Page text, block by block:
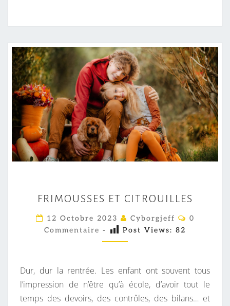
R
I
M
O
S
S
E
FRIMOUSSES ET CITROUILLES
12 Octobre 2023 Cyborgjeff
C
A
I
R
E
0
Commentaire - Post Views: 82
Dur, dur la rentrée. Les enfant ont souvent tous
l’impression de n’être qu’à école, d’avoir tout le
temps des devoirs, des contrôles, des bilans… et